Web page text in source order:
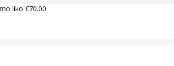
liko €70.00